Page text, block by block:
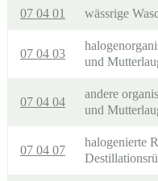
07 04 01 wässrige
07 04 03
und
07 04 04
andere
und
07 04 07
halogenierte